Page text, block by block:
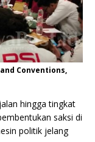
and Conventions,
hingga tingkat
saksi di
politik jelang